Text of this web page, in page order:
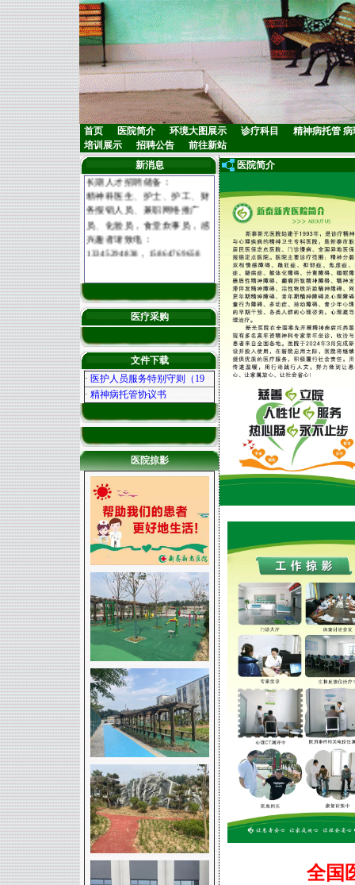
首页 医院简介 环境大图展示 诊疗科目 精神病托管 病
培训展示
招聘公告
前往新站
新消息
长期人才招聘储备：
精神科医生、护士、护工、财
务报销人员、兼职网络推广
员、化验员，食堂炊事员，感
兴趣者请致电：
13345294838，15864769658
医疗采购
文件下载
· 医护人员服务特别守则（19
· 精神病托管协议书
医院掠影
医院简介
全国